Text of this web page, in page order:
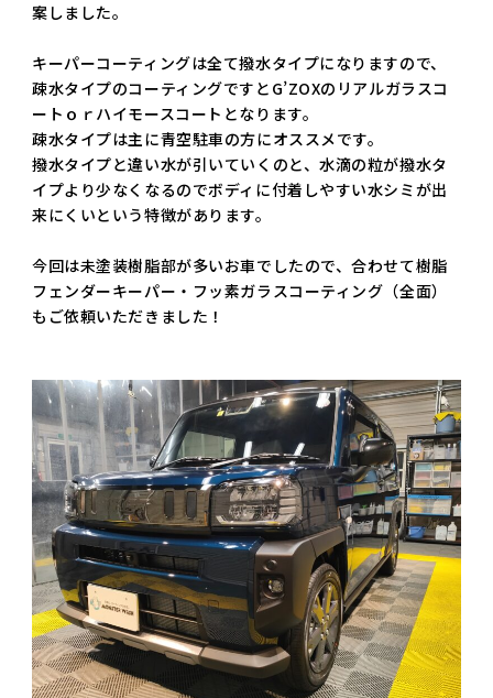
案しました。
キーパーコーティングは全て撥水タイプになりますので、
疎水タイプのコーティングですとG’ZOXのリアルガラスコ
ートｏｒハイモースコートとなります。
疎水タイプは主に青空駐車の方にオススメです。
撥水タイプと違い水が引いていくのと、水滴の粒が撥水タ
イプより少なくなるのでボディに付着しやすい水シミが出
来にくいという特徴があります。
今回は未塗装樹脂部が多いお車でしたので、合わせて樹脂
フェンダーキーパー・フッ素ガラスコーティング（全面）
もご依頼いただきました！